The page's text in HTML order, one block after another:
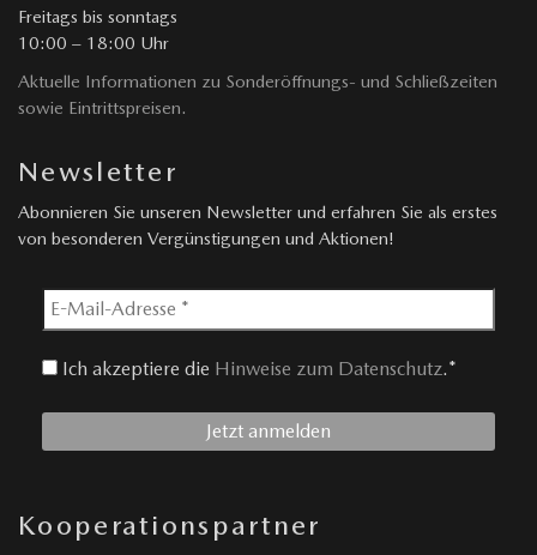
Freitags bis sonntags
10:00 – 18:00 Uhr
Aktuelle Informationen zu Sonderöffnungs- und Schließzeiten
sowie Eintrittspreisen.
Newsletter
Abonnieren Sie unseren Newsletter und erfahren Sie als erstes
von besonderen Vergünstigungen und Aktionen!
Ich akzeptiere die Hinweise zum Datenschutz.*
Kooperationspartner